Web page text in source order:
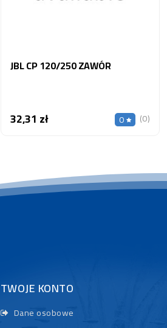
JBL CP 120/250 ZAWÓR
32,31 złCena 0 (0)
TWOJE KONTO
Dane osobowe